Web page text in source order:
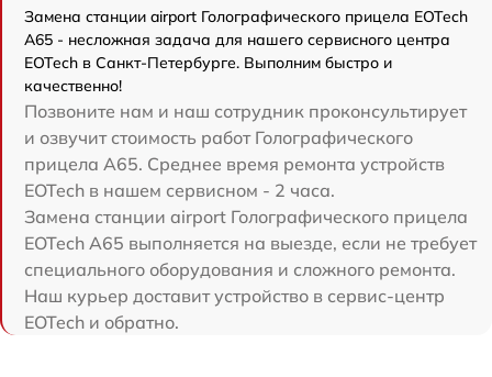
Замена станции airport Голографического прицела EOTech
A65 - несложная задача для нашего сервисного центра
EOTech в Санкт-Петербурге. Выполним быстро и
качественно!
Позвоните нам и наш сотрудник проконсультирует
и озвучит стоимость работ Голографического
прицела A65. Среднее время ремонта устройств
EOTech в нашем сервисном - 2 часа.
Замена станции airport Голографического прицела
EOTech A65 выполняется на выезде, если не требует
специального оборудования и сложного ремонта.
Наш курьер доставит устройство в сервис-центр
EOTech и обратно.